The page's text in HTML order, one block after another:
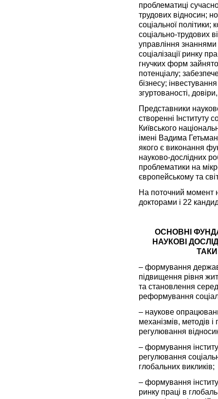
проблематиці
трудових відносин;
соціальної політики;
соціально-трудових
управління знаннями
соціалізації ринку
гнучких форм
потенціалу;
бізнесу;
згуртованості,
Представники
створенні Інституту
Київського
імені Вадима
якого є виконання
науково-дослідних
проблематики на
європейському та
На поточний момент
докторами і 22
ОСНОВНІ
НАУКОВІ
– формування
підвищення рівня
та становлення
реформування
– наукове
механізмів, методів
регулювання
– формування
регулювання
глобальних викликів;
– формування
ринку праці в